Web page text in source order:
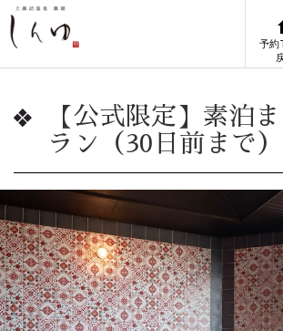
予約
【公式限定】素泊
ラン（30日前まで）